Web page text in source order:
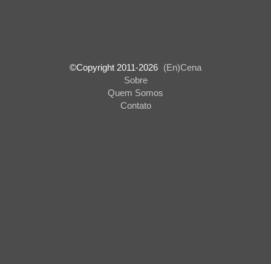
©Copyright 2011-2026 (En)Cena
Sobre
Quem Somos
Contato